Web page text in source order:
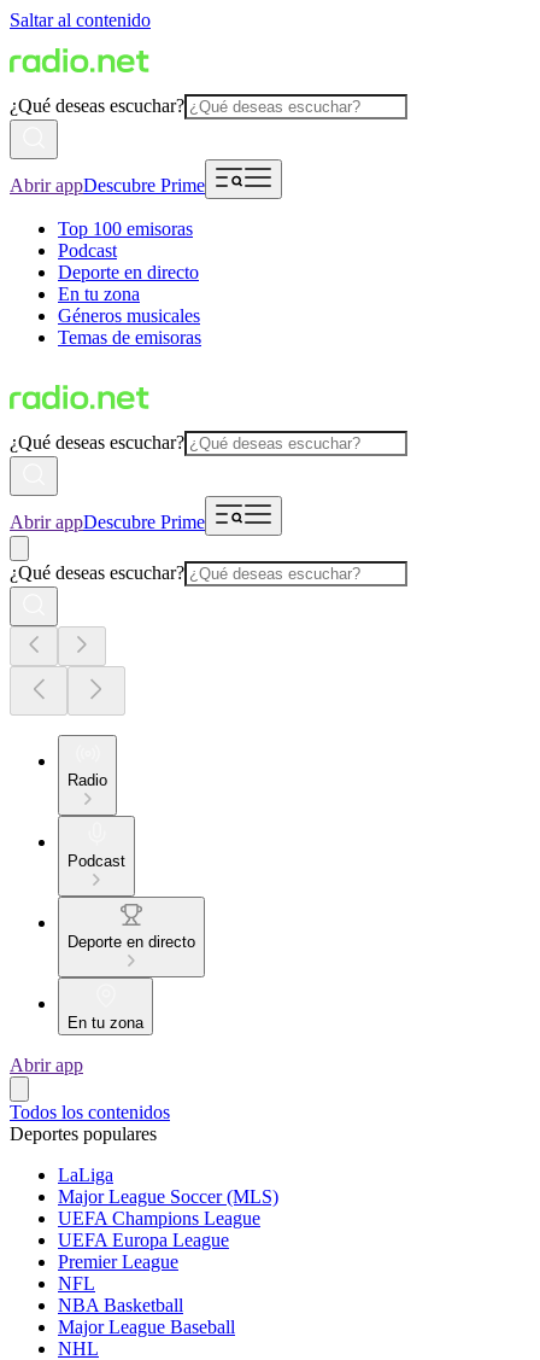
Saltar al contenido
¿Qué deseas escuchar?
Abrir appDescubre Prime
Top 100 emisoras
Podcast
Deporte en directo
En tu zona
Géneros musicales
Temas de emisoras
¿Qué deseas escuchar?
Abrir appDescubre Prime
¿Qué deseas escuchar?
Radio
Podcast
Deporte en directo
En tu zona
Abrir app
Todos los contenidos
Deportes populares
LaLiga
Major League Soccer (MLS)
UEFA Champions League
UEFA Europa League
Premier League
NFL
NBA Basketball
Major League Baseball
NHL